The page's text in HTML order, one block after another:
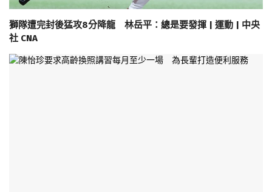
獅隊遭完封後猛攻8分降龍 林岳平：總是要發揮 | 運動 | 中央
社 CNA